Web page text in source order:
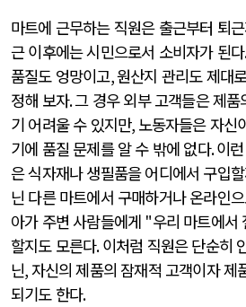
마트에 근무하는 직원은 출근부터 퇴
근 이후에는 시민으로서 소비자가 된다
품질도 엉망이고,원산지 관리도 제대
정해 보자.그 경우 외부 고객들은 제
기 어려울 수 있지만, 노동자들은 자신
기에 품질 문제를 알 수 밖에 없다.이
은 식자재나 생필품을 어디에서 구입
닌 다른 마트에서 구매하거나 온라인
아가 주변 사람들에게 "우리 마트에서
할지도 모른다.이처럼 직원은 단순히
닌,자신의 제품의 잠재적 고객이자 제
되기도 한다.